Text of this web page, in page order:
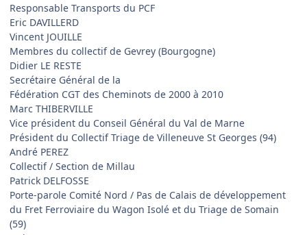
Responsable Transports du PCF
Eric DAVILLERD
Vincent JOUILLE
Membres du collectif de Gevrey (Bourgogne)
Didier LE RESTE
Secrétaire Général de la
Fédération CGT des Cheminots de 2000 à 2010
Marc THIBERVILLE
Vice président du Conseil Général du Val de Marne
Président du Collectif Triage de Villeneuve St Georges (94)
André PEREZ
Collectif / Section de Millau
Patrick DELFOSSE
Porte-parole Comité Nord / Pas de Calais de développement
du Fret Ferroviaire du Wagon Isolé et du Triage de Somain
(59)